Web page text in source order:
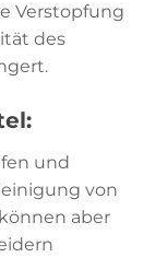
Verstopfung
des
und
von
aber